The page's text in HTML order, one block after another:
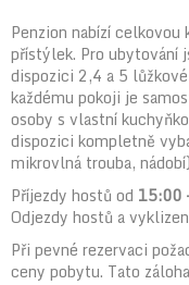
Penzion nabízí
přístýlek. Pro ubytování
dispozici 2,4 a 5
každému pokoji je
osoby s vlastní
dispozici kompletně
mikrovlná trouba,
Příjezdy hostů od 15:00
Odjezdy hostů a
Při pevné rezervaci
ceny pobytu. Tato